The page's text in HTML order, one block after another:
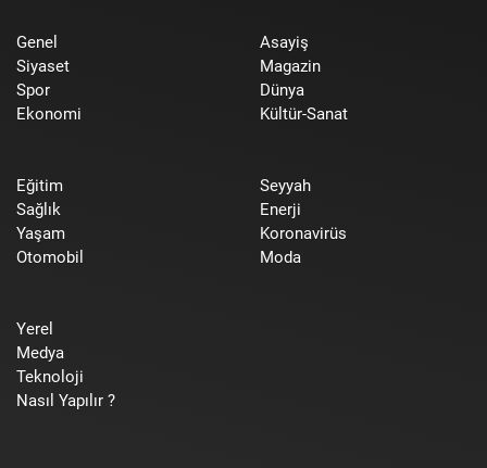
Genel
Siyaset
Spor
Ekonomi
Asayiş
Magazin
Dünya
Kültür-Sanat
Eğitim
Sağlık
Yaşam
Otomobil
Seyyah
Enerji
Koronavirüs
Moda
Yerel
Medya
Teknoloji
Nasıl Yapılır ?